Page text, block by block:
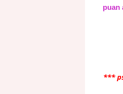
puan
***